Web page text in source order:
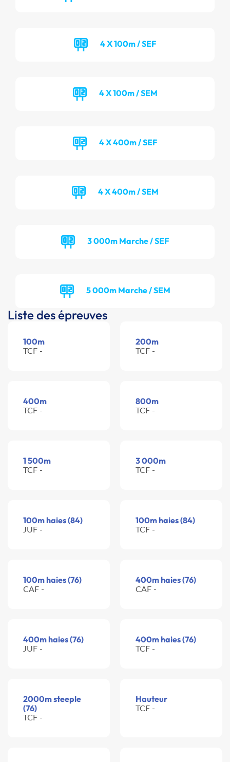
4 X 100m / SEF
4 X 100m / SEM
4 X 400m / SEF
4 X 400m / SEM
3 000m Marche / SEF
5 000m Marche / SEM
Liste des épreuves
100m
TCF -
200m
TCF -
400m
TCF -
800m
TCF -
1 500m
TCF -
3 000m
TCF -
100m haies (84)
JUF -
100m haies (84)
TCF -
100m haies (76)
CAF -
400m haies (76)
CAF -
400m haies (76)
JUF -
400m haies (76)
TCF -
2000m steeple
(76)
TCF -
Hauteur
TCF -